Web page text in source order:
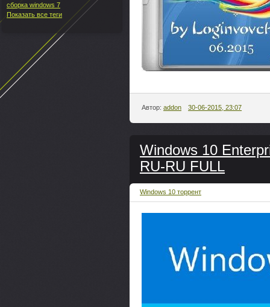
Автор: addon 30-06-2015, 23:07
Windows 10
RU-RU FULL
Windows 10 торрент
сборка windows 7
Показать все теги